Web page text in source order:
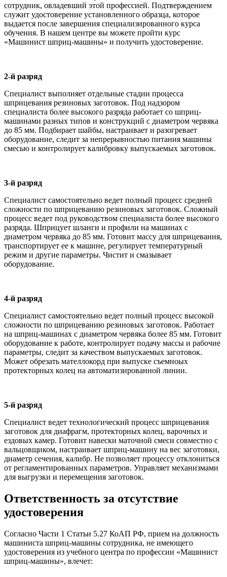
сотрудник, овладевший этой профессией. Подтверждением
служит удостоверение установленного образца, которое
выдается после завершения специализированного курса
обучения. В нашем центре вы можете пройти курс
«Машинист шприц-машины» и получить удостоверение.
2-й разряд
Специалист выполняет отдельные стадии процесса
шприцевания резиновых заготовок. Под надзором
специалиста более высокого разряда работает со шприц-
машинами разных типов и конструкций с диаметром червяка
до 85 мм. Подбирает шайбы, настраивает и разогревает
оборудование, следит за непрерывностью питания машины
смесью и контролирует калибровку выпускаемых заготовок.
3-й разряд
Специалист самостоятельно ведет полный процесс средней
сложности по шприцеванию резиновых заготовок. Сложный
процесс ведет под руководством специалиста более высокого
разряда. Шприцует шланги и профили на машинах с
диаметром червяка до 85 мм. Готовит массу для шприцевания,
транспортирует ее к машине, регулирует температурный
режим и другие параметры. Чистит и смазывает
оборудование.
4-й разряд
Специалист самостоятельно ведет полный процесс высокой
сложности по шприцеванию резиновых заготовок. Работает
на шприц-машинах с диаметром червяка более 85 мм. Готовит
оборудование к работе, контролирует подачу массы и рабочие
параметры, следит за качеством выпускаемых заготовок.
Может обрезать мателлокорд при выпуске съемноых
протекторных колец на автоматизированной линии.
5-й разряд
Специалист ведет технологический процесс шприцевания
заготовок для диафрагм, протекторных колец, варочных и
ездовых камер. Готовит навески маточной смеси совместно с
вальцовщиком, настраивает шприц-машину на вес заготовки,
диаметр сечения, калибр. Не позволяет процессу отклониться
от регламентированных параметров. Управляет механизмами
для выгрузки и перемещения заготовок.
Ответственность за отсутствие
удостоверения
Согласно Части 1 Статьи 5.27 КоАП РФ, прием на должность
машиниста шприц-машины сотрудника, не имеющего
удостоверения из учебного центра по профессии «Машинист
шприц-машины», влечет: